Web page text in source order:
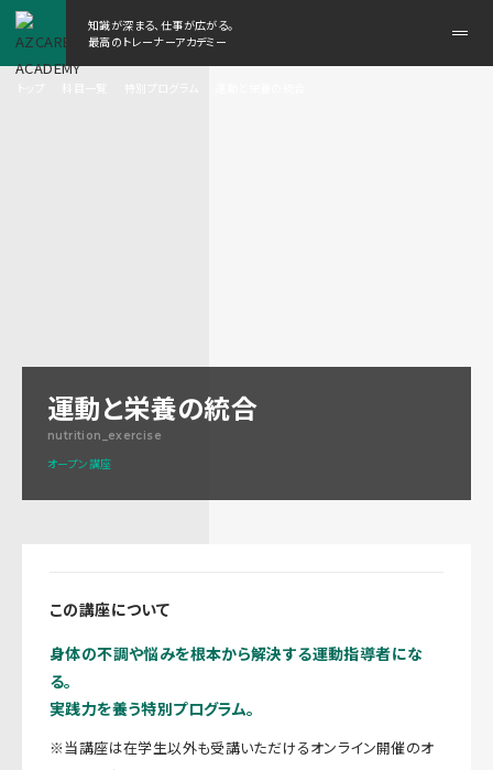
知識が深まる、仕事が広がる。
最高のトレーナーアカデミー
ニ
運動と栄養の統合
nutrition_exercise
オープン講座
この講座について
身体の不調や悩みを根本から解決する運動指導者にな
る。
実践力を養う特別プログラム。
※当講座は在学生以外も受講いただけるオンライン開催のオ